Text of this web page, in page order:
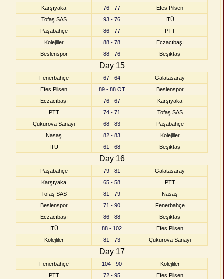
Karşıyaka
76 - 77
Efes Pilsen
Tofaş SAS
93 - 76
İTÜ
Paşabahçe
86 - 77
PTT
Kolejliler
88 - 78
Eczacıbaşı
Beslenspor
88 - 76 Beşiktaş
Day 15
Fenerbahçe 67 - 64
Galatasaray
Efes Pilsen
89 - 88 OT
Beslenspor
Eczacıbaşı
76 - 67
Karşıyaka
PTT
74 - 71
Tofaş SAS
Çukurova Sanayi
68 - 83
Paşabahçe
Nasaş
82 - 83
Kolejliler
İTÜ
61 - 68 Beşiktaş
Day 16
Paşabahçe 79 - 81
Galatasaray
Karşıyaka
65 - 58
PTT
Tofaş SAS
81 - 79
Nasaş
Beslenspor
71 - 90
Fenerbahçe
Eczacıbaşı
86 - 88
Beşiktaş
İTÜ
88 - 102
Efes Pilsen
Kolejliler
81 - 73 Çukurova Sanayi
Day 17
Fenerbahçe 104 - 90
Kolejliler
PTT
72 - 95
Efes Pilsen